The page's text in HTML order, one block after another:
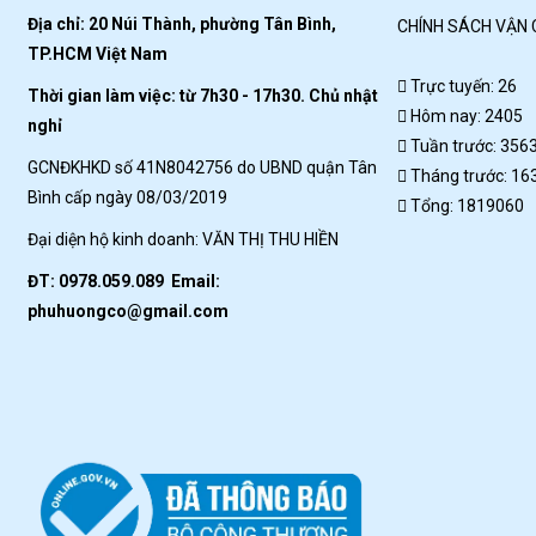
Địa chỉ: 20 Núi Thành, phường Tân Bình,
TP.HCM Việt Nam
Thời gian làm việc: từ 7h30 - 17h30. Chủ nhật
nghỉ
GCNĐKHKD số 41N8042756 do UBND quận Tân
Bình cấp ngày 08/03/2019
Đại diện hộ kinh doanh: VĂN THỊ THU HIỀN
ĐT: 0978.059.089 Email:
phuhuongco@gmail.com
CHÍNH SÁCH VẬN
Trực tuyến: 26
Hôm nay: 2405
Tuần trước:
Tháng trước:
Tổng: 1819060